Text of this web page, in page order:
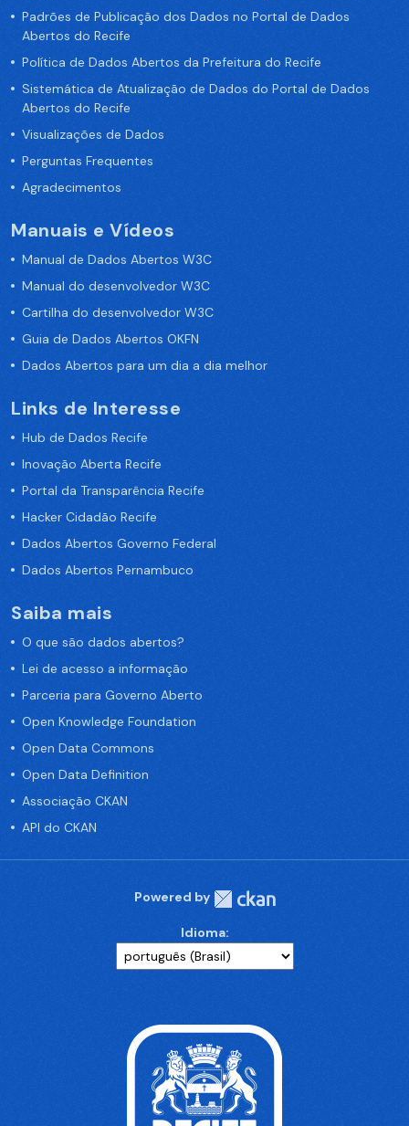
Padrões de Publicação dos Dados no Portal de Dados
Abertos do Recife
Política de Dados Abertos da Prefeitura do Recife
Sistemática de Atualização de Dados do Portal de Dados
Abertos do Recife
Visualizações de Dados
Perguntas Frequentes
Agradecimentos
Manuais e Vídeos
Manual de Dados Abertos W3C
Manual do desenvolvedor W3C
Cartilha do desenvolvedor W3C
Guia de Dados Abertos OKFN
Dados Abertos para um dia a dia melhor
Links de Interesse
Hub de Dados Recife
Inovação Aberta Recife
Portal da Transparência Recife
Hacker Cidadão Recife
Dados Abertos Governo Federal
Dados Abertos Pernambuco
Saiba mais
O que são dados abertos?
Lei de acesso a informação
Parceria para Governo Aberto
Open Knowledge Foundation
Open Data Commons
Open Data Definition
Associação CKAN
API do CKAN
Powered by
Idioma